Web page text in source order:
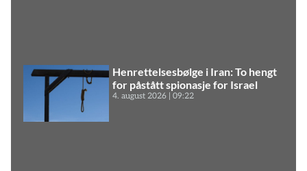
Henrettelsesbølge i Iran: To hengt
for påstått spionasje for Israel
4. august 2026 09:22